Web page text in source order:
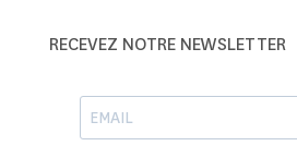
RECEVEZ NOTRE NEWSLETTER